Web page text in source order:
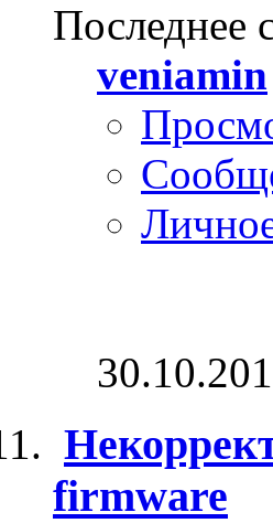
Последнее
veniamin
firmware